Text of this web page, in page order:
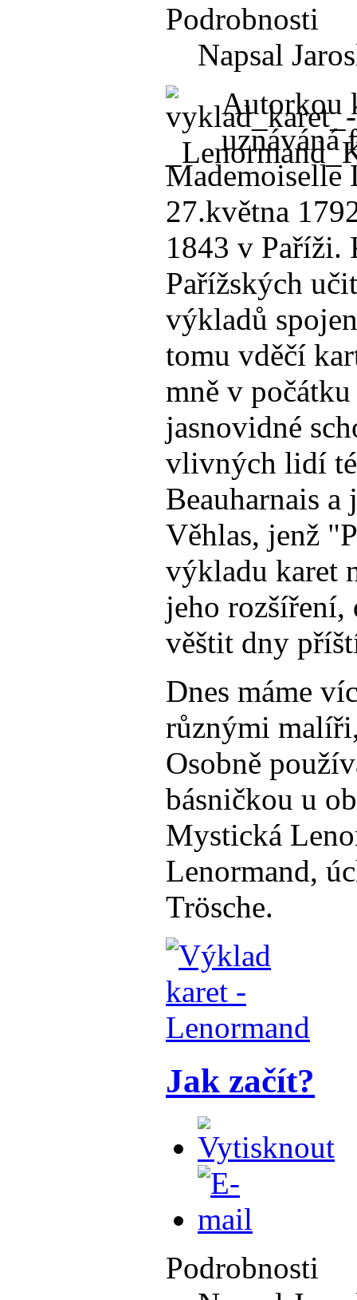
Podrobnosti
Napsal
Autorkou
uznáváná
Mademoiselle
27.května
1843 v Paříži.
Pařížských
výkladů
tomu vděčí
mně v
jasnovidné
vlivných lidí té
Beauharnais
Věhlas, jenž
výkladu karet
jeho rozšíření,
věštit dny
Dnes máme
různými
Osobně
básničkou u
Mystická
Lenormand,
Trösche.
Jak začít?
Podrobnosti